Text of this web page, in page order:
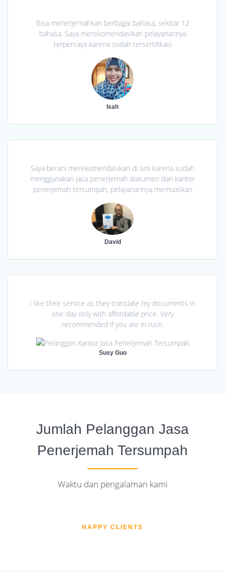
Bisa menerjemahkan berbagai bahasa, sekitar 12
bahasa. Saya merekomendasikan pelayanannya
terpercaya karena sudah tersertifikasi
Isah
Saya berani merekomendasikan di sini karena sudah
menggunakan jasa penerjemah dokumen dari kantor
penerjemah tersumpah, pelayanannya memuaskan
David
I like their service as they translate my documents in
one day only with affordable price. Very
recommended if you are in rush.
Susy Guo
Jumlah Pelanggan Jasa
Penerjemah Tersumpah
Waktu dan pengalaman kami
HAPPY CLIENTS